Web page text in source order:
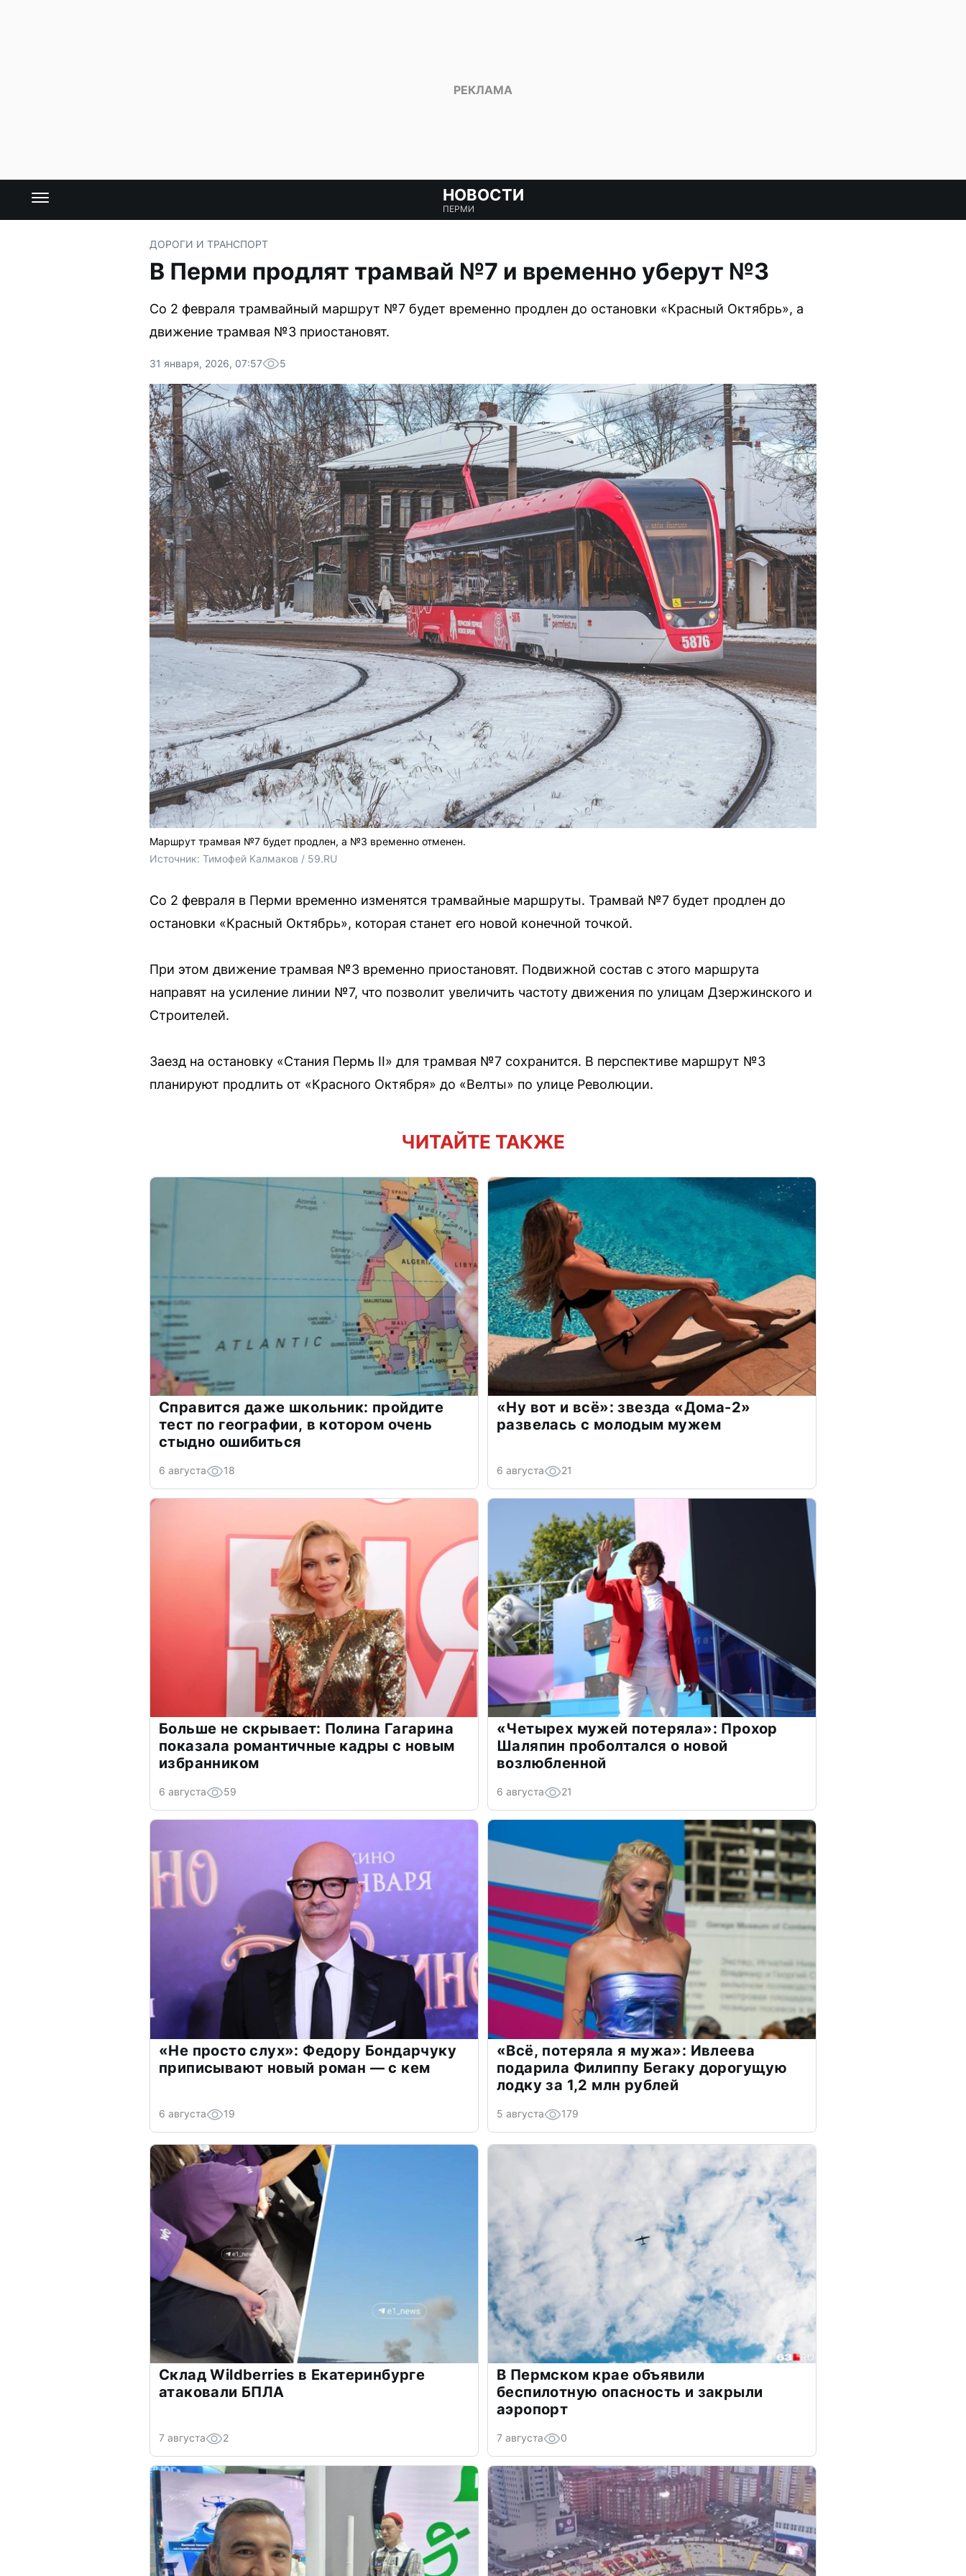
НОВОСТИ
ПЕРМИ
ДОРОГИ И ТРАНСПОРТ
В Перми продлят трамвай №7 и временно уберут №3
Со 2 февраля трамвайный маршрут №7 будет временно продлен до остановки «Красный Октябрь», а
движение трамвая №3 приостановят.
31 января, 2026, 07:57 5
Маршрут трамвая №7 будет продлен, а №3 временно отменен.
Источник: Тимофей Калмаков / 59.RU
Со 2 февраля в Перми временно изменятся трамвайные маршруты. Трамвай №7 будет продлен до
остановки «Красный Октябрь», которая станет его новой конечной точкой.
При этом движение трамвая №3 временно приостановят. Подвижной состав с этого маршрута
направят на усиление линии №7, что позволит увеличить частоту движения по улицам Дзержинского и
Строителей.
Заезд на остановку «Стания Пермь II» для трамвая №7 сохранится. В перспективе маршрут №3
планируют продлить от «Красного Октября» до «Велты» по улице Революции.
ЧИТАЙТЕ ТАКЖЕ
Справится даже школьник: пройдите
тест по географии, в котором очень
стыдно ошибиться
6 августа 18
«Ну вот и всё»: звезда «Дома-2»
развелась с молодым мужем
6 августа 21
Больше не скрывает: Полина Гагарина
показала романтичные кадры с новым
избранником
6 августа 59
«Четырех мужей потеряла»: Прохор
Шаляпин проболтался о новой
возлюбленной
6 августа 21
«Не просто слух»: Федору Бондарчуку
приписывают новый роман — с кем
6 августа 19
«Всё, потеряла я мужа»: Ивлеева
подарила Филиппу Бегаку дорогущую
лодку за 1,2 млн рублей
5 августа 179
Склад Wildberries в Екатеринбурге
атаковали БПЛА
7 августа 2
В Пермском крае объявили
беспилотную опасность и закрыли
аэропорт
7 августа 0